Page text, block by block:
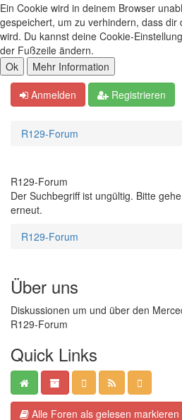
Ein Cookie wird in deinem Browser
gespeichert, um zu verhindern, dass
wird. Du kannst deine Cookie-
der Fußzeile ändern.
Anmelden Registrieren
R129-Forum
R129-Forum
Der Suchbegriff ist ungültig. Bitte
erneut.
R129-Forum
Über uns
Diskussionen um und über den
R129-Forum
Quick Links
Alle Foren als gelesen markieren